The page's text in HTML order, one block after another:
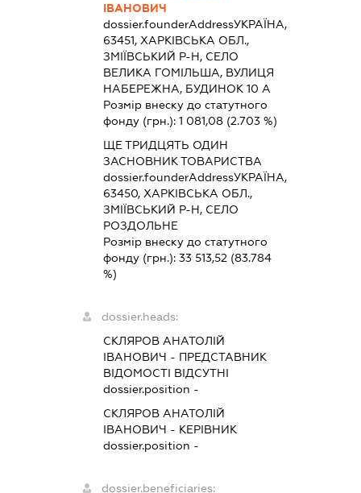
ІВАНОВИЧ
dossier.founderAddressУКРАЇНА,
63451, ХАРКІВСЬКА ОБЛ.,
ЗМІЇВСЬКИЙ Р-Н, СЕЛО
ВЕЛИКА ГОМІЛЬША, ВУЛИЦЯ
НАБЕРЕЖНА, БУДИНОК 10 А
Розмір внеску до статутного
фонду (грн.):1 081,08 (2.703 %)
ЩЕ ТРИДЦЯТЬ ОДИН
ЗАСНОВНИК ТОВАРИСТВА
dossier.founderAddressУКРАЇНА,
63450, ХАРКІВСЬКА ОБЛ.,
ЗМІЇВСЬКИЙ Р-Н, СЕЛО
РОЗДОЛЬНЕ
Розмір внеску до статутного
фонду (грн.):33 513,52 (83.784
%)
dossier.heads:
СКЛЯРОВ АНАТОЛІЙ
ІВАНОВИЧ - ПРЕДСТАВНИК
ВІДОМОСТІ ВІДСУТНІ
dossier.position -
СКЛЯРОВ АНАТОЛІЙ
ІВАНОВИЧ - КЕРІВНИК
dossier.position -
dossier.beneficiaries: